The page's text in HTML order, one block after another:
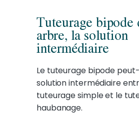
Tuteurage bipode
arbre, la solution
intermédiaire
Le tuteurage bipode
solution intermédiaire
tuteurage simple et le
haubanage.